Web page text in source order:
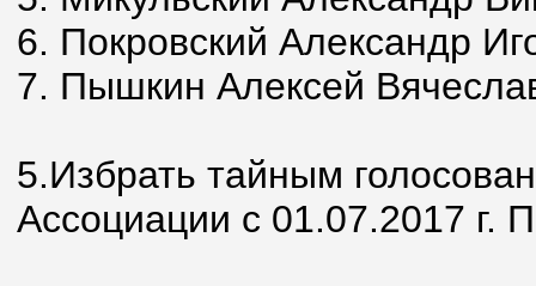
6. Покровский Александр
7. Пышкин Алексей
5.Избрать тайным
Ассоциации с 01.07.2017 г.